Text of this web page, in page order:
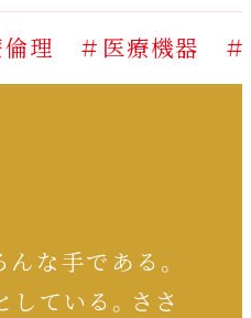
療機器 ＃医薬品
な手である。
している。ささ